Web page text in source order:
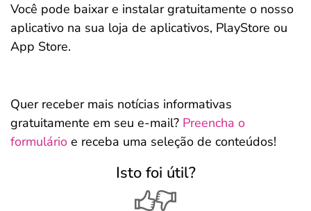
Você pode baixar e instalar gratuitamente o nosso
aplicativo na sua loja de aplicativos, PlayStore ou
App Store.
Quer receber mais notícias informativas
gratuitamente em seu e-mail? Preencha o
formulário e receba uma seleção de conteúdos!
Isto foi útil?